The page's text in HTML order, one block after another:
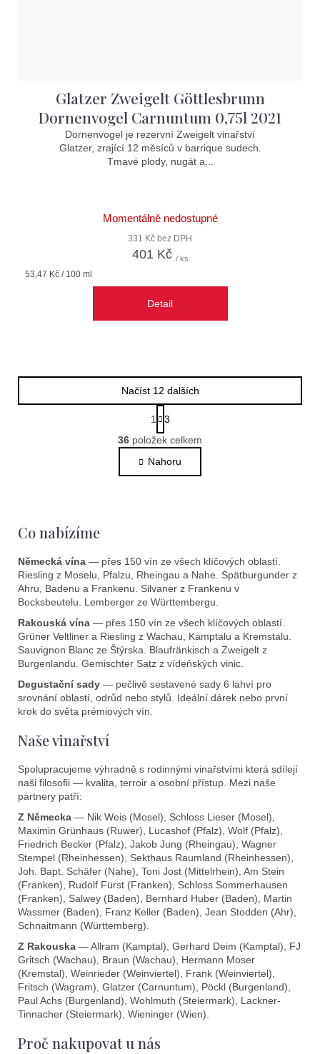
Glatzer Zweigelt Göttlesbrunn
Dornenvogel Carnuntum 0,75l 2021
Dornenvogel je rezervní Zweigelt vinařství
Glatzer, zrající 12 měsíců v barrique sudech.
Tmavé plody, nugát a...
Momentálně nedostupné
331 Kč bez DPH
401 Kč / ks
Měrná
53,47 Kč / 100 ml
Detail
O
v
l
á
p
r
v
k
y
v
ý
p
i
s
Načíst 12 dalších
S
t
r
á
n
k
1
3
36 položek celkem
Nahoru
Co nabízíme
Německá vína — přes 150 vín ze všech klíčových oblastí.
Riesling z Moselu, Pfalzu, Rheingau a Nahe. Spätburgunder z
Ahru, Badenu a Frankenu. Silvaner z Frankenu v
Bocksbeutelu. Lemberger ze Württembergu.
Rakouská vína — přes 150 vín ze všech klíčových oblastí.
Grüner Veltliner a Riesling z Wachau, Kamptalu a Kremstalu.
Sauvignon Blanc ze Štýrska. Blaufränkisch a Zweigelt z
Burgenlandu. Gemischter Satz z vídeňských vinic.
Degustační sady — pečlivě sestavené sady 6 lahví pro
srovnání oblastí, odrůd nebo stylů. Ideální dárek nebo první
krok do světa prémiových vín.
Naše vinařství
Spolupracujeme výhradně s rodinnými vinařstvími která sdílejí
naši filosofii — kvalita, terroir a osobní přístup. Mezi naše
partnery patří:
Z Německa — Nik Weis (Mosel), Schloss Lieser (Mosel),
Maximin Grünhaus (Ruwer), Lucashof (Pfalz), Wolf (Pfalz),
Friedrich Becker (Pfalz), Jakob Jung (Rheingau), Wagner
Stempel (Rheinhessen), Sekthaus Raumland (Rheinhessen),
Joh. Bapt. Schäfer (Nahe), Toni Jost (Mittelrhein), Am Stein
(Franken), Rudolf Fürst (Franken), Schloss Sommerhausen
(Franken), Salwey (Baden), Bernhard Huber (Baden), Martin
Wassmer (Baden), Franz Keller (Baden), Jean Stodden (Ahr),
Schnaitmann (Württemberg).
Z Rakouska — Allram (Kamptal), Gerhard Deim (Kamptal), FJ
Gritsch (Wachau), Braun (Wachau), Hermann Moser
(Kremstal), Weinrieder (Weinviertel), Frank (Weinviertel),
Fritsch (Wagram), Glatzer (Carnuntum), Pöckl (Burgenland),
Paul Achs (Burgenland), Wohlmuth (Steiermark), Lackner-
Tinnacher (Steiermark), Wieninger (Wien).
Proč nakupovat u nás